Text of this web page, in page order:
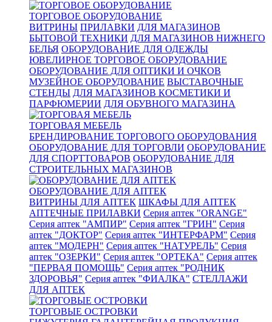
ТОРГОВОЕ ОБОРУДОВАНИЕ
ВИТРИНЫ ПРИЛАВКИ ДЛЯ МАГАЗИНОВ
БЫТОВОЙ ТЕХНИКИ ДЛЯ МАГАЗИНОВ НИЖНЕГО
БЕЛЬЯ ОБОРУДОВАНИЕ ДЛЯ ОДЕЖДЫ
ЮВЕЛИРНОЕ ТОРГОВОЕ ОБОРУДОВАНИЕ
ОБОРУДОВАНИЕ ДЛЯ ОПТИКИ И ОЧКОВ
МУЗЕЙНОЕ ОБОРУДОВАНИЕ ВЫСТАВОЧНЫЕ
СТЕНДЫ ДЛЯ МАГАЗИНОВ КОСМЕТИКИ И
ПАРФЮМЕРИИ ДЛЯ ОБУВНОГО МАГАЗИНА
ТОРГОВАЯ МЕБЕЛЬ
БРЕНДИРОВАНИЕ ТОРГОВОГО ОБОРУДОВАНИЯ
ОБОРУДОВАНИЕ ДЛЯ ТОРГОВЛИ ОБОРУДОВАНИЕ
ДЛЯ СПОРТТОВАРОВ ОБОРУДОВАНИЕ ДЛЯ
СТРОИТЕЛЬНЫХ МАГАЗИНОВ
ОБОРУДОВАНИЕ ДЛЯ АПТЕК
ВИТРИНЫ ДЛЯ АПТЕК ШКАФЫ ДЛЯ АПТЕК
АПТЕЧНЫЕ ПРИЛАВКИ Серия аптек "ORANGE"
Серия аптек "АМПИР" Серия аптек "ГРИН" Серия
аптек "ДОКТОР" Серия аптек "ИНТЕРФАРМ" Серия
аптек "МОДЕРН" Серия аптек "НАТУРЕЛЬ" Серия
аптек "ОЗЕРКИ" Серия аптек "ОРТЕКА" Серия аптек
"ПЕРВАЯ ПОМОЩЬ" Серия аптек "РОДНИК
ЗДОРОВЬЯ" Серия аптек "ФИАЛКА" СТЕЛЛАЖИ
ДЛЯ АПТЕК
ТОРГОВЫЕ ОСТРОВКИ